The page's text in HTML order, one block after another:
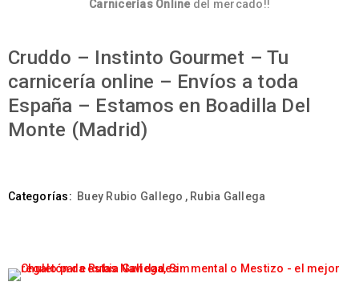
Carnicerías Onlinedel mercado!!
Cruddo – Instinto Gourmet – Tu
carnicería online – Envíos a toda
España – Estamos en Boadilla Del
Monte (Madrid)
Categorías: Buey Rubio Gallego , Rubia Gallega